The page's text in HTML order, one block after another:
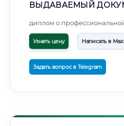
ВЫДАВАЕМЫЙ
диплом о
Узнать цену Написать в Max
Задать вопрос в Telegram